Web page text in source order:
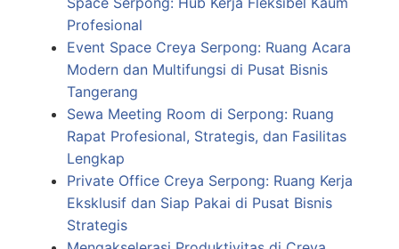
Profesional
Event Space Creya Serpong: Ruang Acara
Modern dan Multifungsi di Pusat Bisnis
Tangerang
Sewa Meeting Room di Serpong: Ruang
Rapat Profesional, Strategis, dan Fasilitas
Lengkap
Private Office Creya Serpong: Ruang Kerja
Eksklusif dan Siap Pakai di Pusat Bisnis
Strategis